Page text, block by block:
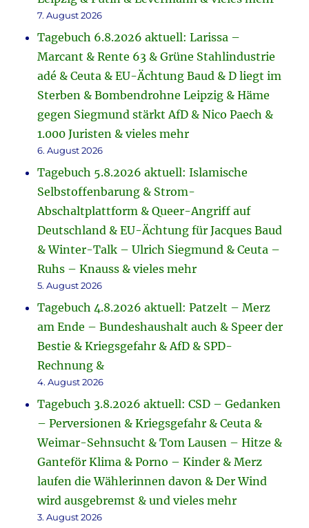
7. August 2026
Tagebuch 6.8.2026 aktuell: Larissa –
Marcant & Rente 63 & Grüne Stahlindustrie
adé & Ceuta & EU-Ächtung Baud & D liegt im
Sterben & Bombendrohne Leipzig & Häme
gegen Siegmund stärkt AfD & Nico Paech &
1.000 Juristen & vieles mehr
6. August 2026
Tagebuch 5.8.2026 aktuell: Islamische
Selbstoffenbarung & Strom-
Abschaltplattform & Queer-Angriff auf
Deutschland & EU-Ächtung für Jacques Baud
& Winter-Talk – Ulrich Siegmund & Ceuta –
Ruhs – Knauss & vieles mehr
5. August 2026
Tagebuch 4.8.2026 aktuell: Patzelt – Merz
am Ende – Bundeshaushalt auch & Speer der
Bestie & Kriegsgefahr & AfD & SPD-
Rechnung &
4. August 2026
Tagebuch 3.8.2026 aktuell: CSD – Gedanken
– Perversionen & Kriegsgefahr & Ceuta &
Weimar-Sehnsucht & Tom Lausen – Hitze &
Ganteför Klima & Porno – Kinder & Merz
laufen die Wählerinnen davon & Der Wind
wird ausgebremst & und vieles mehr
3. August 2026